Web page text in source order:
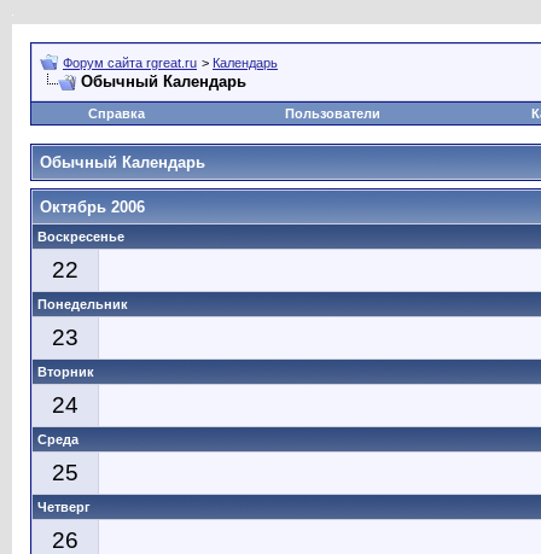
Форум сайта rgreat.ru > Календарь
Обычный Календарь
Справка Пользователи
Обычный Календарь
Октябрь 2006
Воскресенье
22
Понедельник
23
Вторник
24
Среда
25
Четверг
26